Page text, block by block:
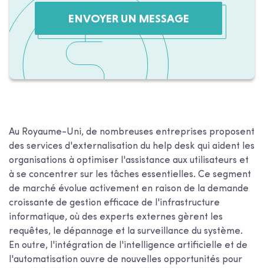
ENVOYER UN MESSAGE
Au Royaume-Uni, de nombreuses entreprises proposent
des services d'externalisation du help desk qui aident les
organisations à optimiser l'assistance aux utilisateurs et
à se concentrer sur les tâches essentielles. Ce segment
de marché évolue activement en raison de la demande
croissante de gestion efficace de l'infrastructure
informatique, où des experts externes gèrent les
requêtes, le dépannage et la surveillance du système.
En outre, l'intégration de l'intelligence artificielle et de
l'automatisation ouvre de nouvelles opportunités pour